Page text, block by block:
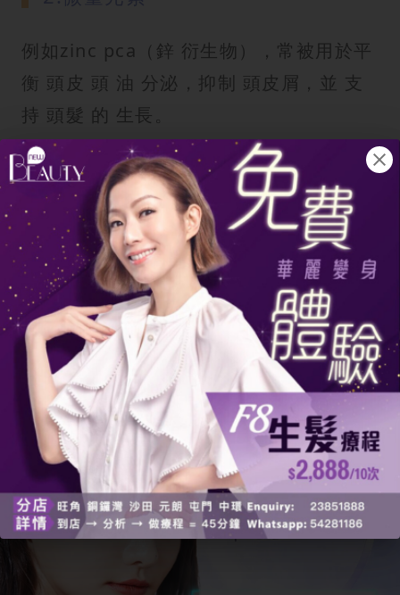
例如zinc pca（鋅 衍生物），常被用於平
衡 頭皮 頭 油 分泌，抑制 頭皮屑，並 支
持 頭髮 的 生長。
3.菸酸
菸 酸（Niacin）有助於擴張 頭皮 血管，
進一步 加促 血液 循環，並 增強 頭皮 屏
障 功能。